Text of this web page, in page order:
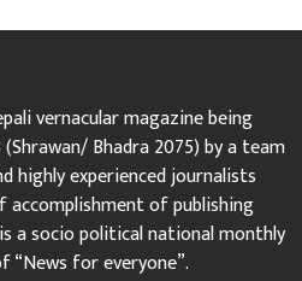
vernacular magazine being
Bhadra 2075) by a team
highly experienced journalists
accomplishment of publishing
a socio political national monthly
for everyone”.